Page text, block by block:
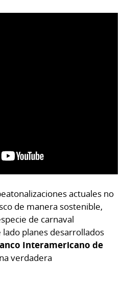
actuales no
de manera sostenible,
de carnaval
planes desarrollados
Interamericano de
verdadera